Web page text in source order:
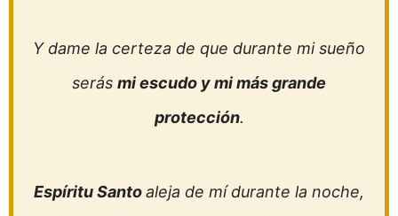
Y dame la certeza de que durante mi sueño
serás mi escudo y mi más grande
protección.
Espíritu Santoaleja de mí durante la noche,